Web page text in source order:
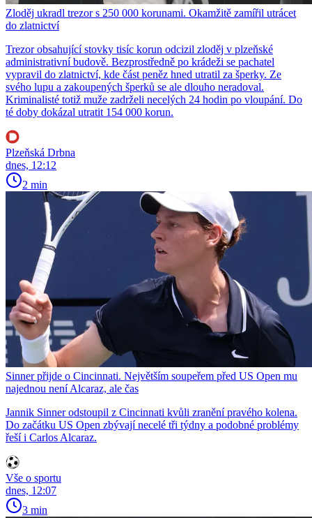
Zloděj ukradl trezor s 250 000 korunami. Okamžitě zamířil utrácet
do zlatnictví
Trezor obsahující stovky tisíc korun odcizil zloděj v plzeňské
administrativní budově. Bezprostředně po krádeži se pachatel
vypravil do zlatnictví, kde část peněz hned utratil za šperky. Ze
svého lupu a zakoupených šperků se ale dlouho neradoval.
Kriminalisté totiž muže zadrželi necelých 24 hodin po vloupání. Do
té doby dokázal utratit 154 000 korun.
Plzeňská Drbna
dnes, 12:12
2 min
Sinner přijde o Cincinnati. Největším soupeřem před US Open mu
najednou není Alcaraz, ale čas
Jannik Sinner odstoupil z Cincinnati kvůli zranění pravého kolena.
Do začátku US Open zbývají necelé tři týdny a podobné problémy
řeší i Carlos Alcaraz.
Vše o sportu
dnes, 12:07
3 min